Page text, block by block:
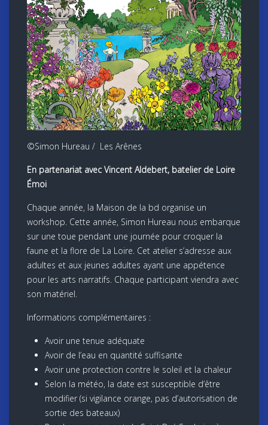
©Simon Hureau / Les Arênes
En partenariat avec Vincent Aldebert, batelier de Loire
Émoi
Chaque année, la Maison de la bd organise un
workshop. Cette année, Simon Hureau nous embarque
sur une toue pendant une journée pour croquer la
faune et la flore de La Loire. Cet atelier s’adresse aux
adultes et aux jeunes adultes ayant une appétence
pour les arts narratifs. Chaque participant viendra avec
son matériel.
Informations complémentaires :
Avoir une tenue adéquate
Avoir de l’eau en quantité suffisante
Avoir une protection contre le soleil et la chaleur
Selon la météo, la date est susceptible d’être
modifier (si vigilance orange, pas d’autorisation de
sortie des bateaux)